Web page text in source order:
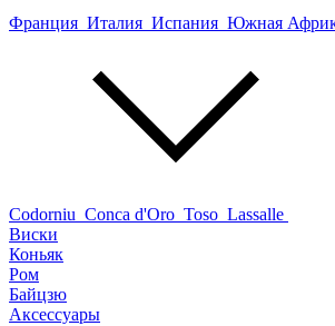
Франция Италия Испания Южная
Codorniu Conca d'Oro Toso Lassalle
Виски
Коньяк
Ром
Байцзю
Аксессуары